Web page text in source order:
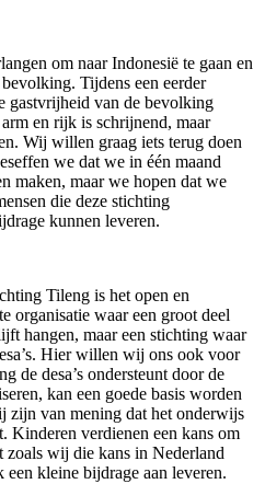
om naar Indonesië te gaan en
Tijdens een eerder
gastvrijheid van de bevolking
en rijk is schrijnend, maar
Wij willen graag iets terug doen
we dat we in één maand
maken, maar we hopen dat we
die deze stichting
kunnen leveren.
Tileng is het open en
organisatie waar een groot deel
hangen, maar een stichting waar
Hier willen wij ons ook voor
de desa’s ondersteunt door de
kan een goede basis worden
zijn van mening dat het onderwijs
Kinderen verdienen een kans om
wij die kans in Nederland
kleine bijdrage aan leveren.